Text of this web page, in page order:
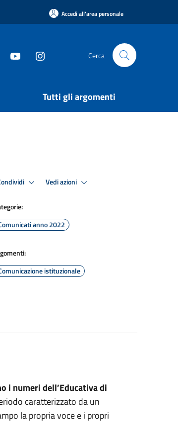
Accedi all'area personale
Cerca
Tutti gli argomenti
Vedi azioni
anno 2022
istituzionale
i numeri dell’Educativa di
caratterizzato da un
la propria voce e i propri